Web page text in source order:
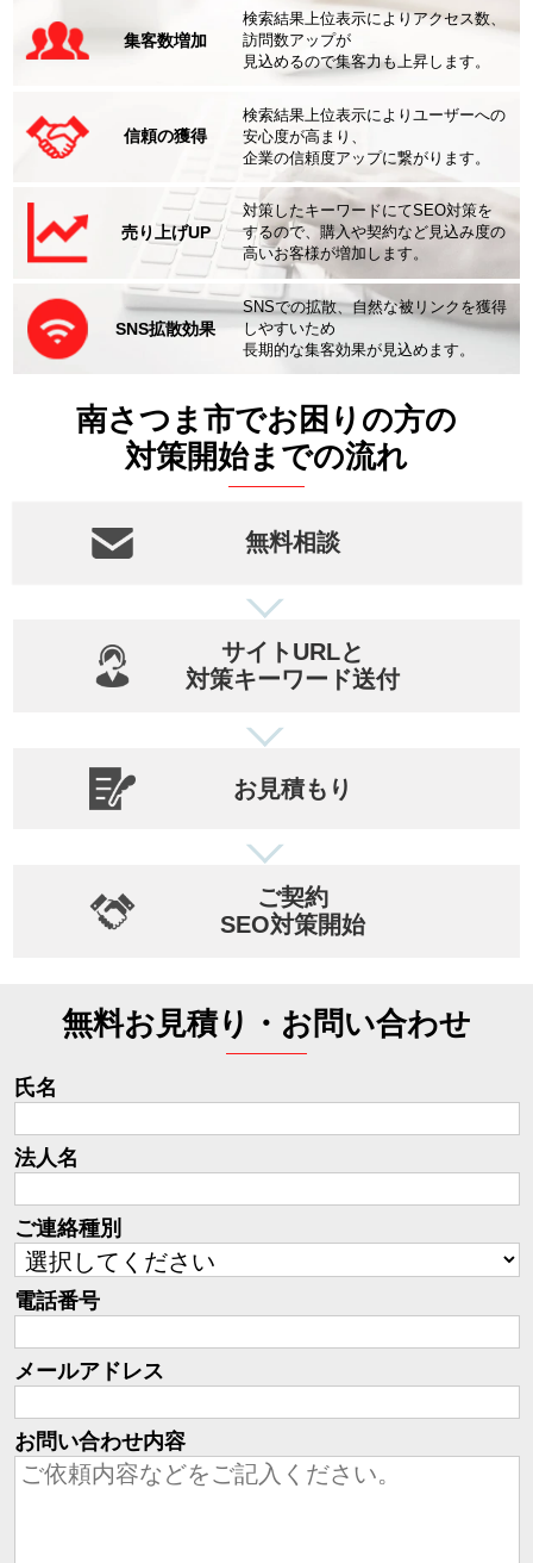
集客数増加
検索結果上位表示によりアクセス数、
訪問数アップが
見込めるので集客力も上昇します。
信頼の獲得
検索結果上位表示によりユーザーへの
安心度が高まり、
企業の信頼度アップに繋がります。
売り上げUP
対策したキーワードにてSEO対策を
するので、購入や契約など見込み度の
高いお客様が増加します。
SNS拡散効果
SNSでの拡散、自然な被リンクを獲得
しやすいため
長期的な集客効果が見込めます。
南さつま市でお困りの方の
対策開始までの流れ
無料相談
サイトURLと
対策キーワード送付
お見積もり
ご契約
SEO対策開始
無料お見積り・お問い合わせ
氏名
法人名
ご連絡種別
電話番号
メールアドレス
お問い合わせ内容